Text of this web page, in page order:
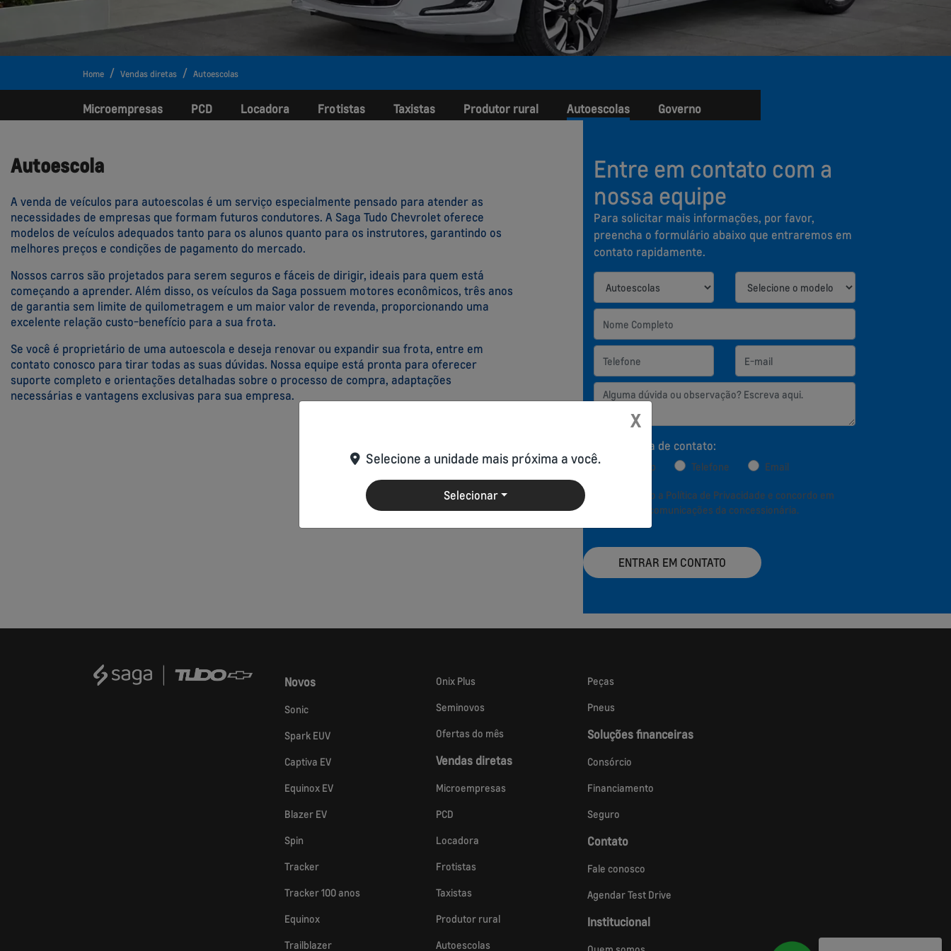
Home Vendas diretas Autoescolas
Microempresas PCD Locadora Frotistas Taxistas Produtor rural Autoescolas Governo
Autoescola
A venda de veículos para autoescolas é um serviço especialmente pensado para atender as
necessidades de empresas que formam futuros condutores. A Saga Tudo Chevrolet oferece
modelos de veículos adequados tanto para os alunos quanto para os instrutores, garantindo os
melhores preços e condições de pagamento do mercado.
Nossos carros são projetados para serem seguros e fáceis de dirigir, ideais para quem está
começando a aprender. Além disso, os veículos da Saga possuem motores econômicos, três anos
de garantia sem limite de quilometragem e um maior valor de revenda, proporcionando uma
excelente relação custo-benefício para a sua frota.
Se você é proprietário de uma autoescola e deseja renovar ou expandir sua frota, entre em
contato conosco para tirar todas as suas dúvidas. Nossa equipe está pronta para oferecer
suporte completo e orientações detalhadas sobre o processo de compra, adaptações
necessárias e vantagens exclusivas para sua empresa.
Entre em contato com a
nossa equipe
Para solicitar mais informações, por favor,
preencha o formulário abaixo que entraremos em
contato rapidamente.
Preferência de contato:
Whatsapp Telefone Email
Li e aceito a Política de Privacidade e concordo em
receber comunicações da concessionária.
ENTRAR EM CONTATO
Novos
Sonic
Spark EUV
Captiva EV
Equinox EV
Blazer EV
Spin
Tracker
Tracker 100 anos
Equinox
Trailblazer
Onix Plus
Seminovos
Ofertas do mês
Vendas diretas
Microempresas
PCD
Locadora
Frotistas
Taxistas
Produtor rural
Autoescolas
Peças
Pneus
Soluções financeiras
Consórcio
Financiamento
Seguro
Contato
Fale conosco
Agendar Test Drive
Institucional
X
Selecione a unidade mais próxima a você.
Selecionar